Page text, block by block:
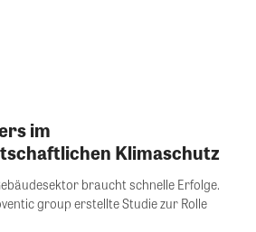
im
Klimaschutz
braucht schnelle Erfolge.
group erstellte Studie zur Rolle